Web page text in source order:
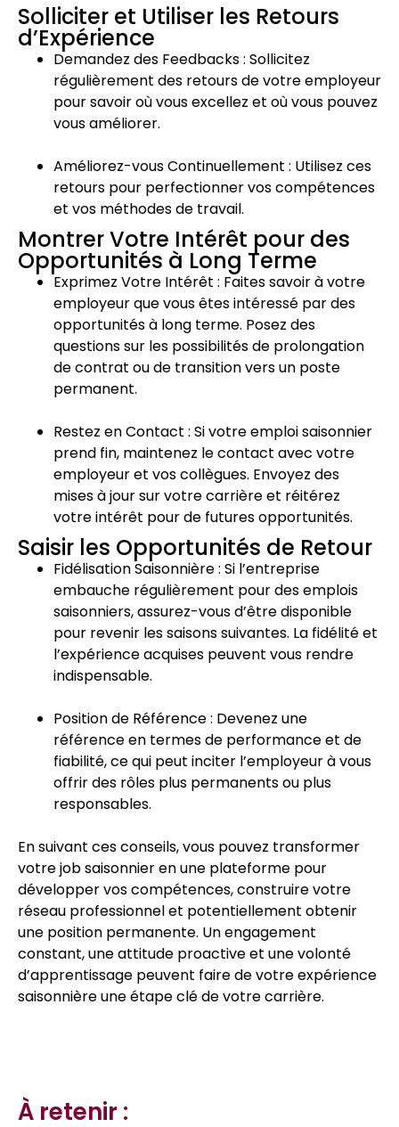
Solliciter et Utiliser les Retours
d’Expérience
Demandez des Feedbacks : Sollicitez
régulièrement des retours de votre employeur
pour savoir où vous excellez et où vous pouvez
vous améliorer.
Améliorez-vous Continuellement : Utilisez ces
retours pour perfectionner vos compétences
et vos méthodes de travail.
Montrer Votre Intérêt pour des
Opportunités à Long Terme
Exprimez Votre Intérêt : Faites savoir à votre
employeur que vous êtes intéressé par des
opportunités à long terme. Posez des
questions sur les possibilités de prolongation
de contrat ou de transition vers un poste
permanent.
Restez en Contact : Si votre emploi saisonnier
prend fin, maintenez le contact avec votre
employeur et vos collègues. Envoyez des
mises à jour sur votre carrière et réitérez
votre intérêt pour de futures opportunités.
Saisir les Opportunités de Retour
Fidélisation Saisonnière : Si l’entreprise
embauche régulièrement pour des emplois
saisonniers, assurez-vous d’être disponible
pour revenir les saisons suivantes. La fidélité et
l’expérience acquises peuvent vous rendre
indispensable.
Position de Référence : Devenez une
référence en termes de performance et de
fiabilité, ce qui peut inciter l’employeur à vous
offrir des rôles plus permanents ou plus
responsables.
En suivant ces conseils, vous pouvez transformer
votre job saisonnier en une plateforme pour
développer vos compétences, construire votre
réseau professionnel et potentiellement obtenir
une position permanente. Un engagement
constant, une attitude proactive et une volonté
d’apprentissage peuvent faire de votre expérience
saisonnière une étape clé de votre carrière.
À retenir :